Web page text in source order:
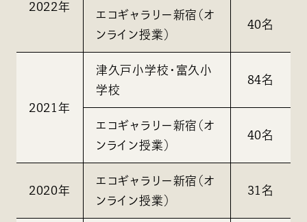
2022年
エコギャラリー新宿（オ
ンライン授業）
40名
2021年
津久戸小学校・富久小
学校
84名
エコギャラリー新宿（オ
ンライン授業）
40名
2020年
エコギャラリー新宿（オ
ンライン授業）
31名